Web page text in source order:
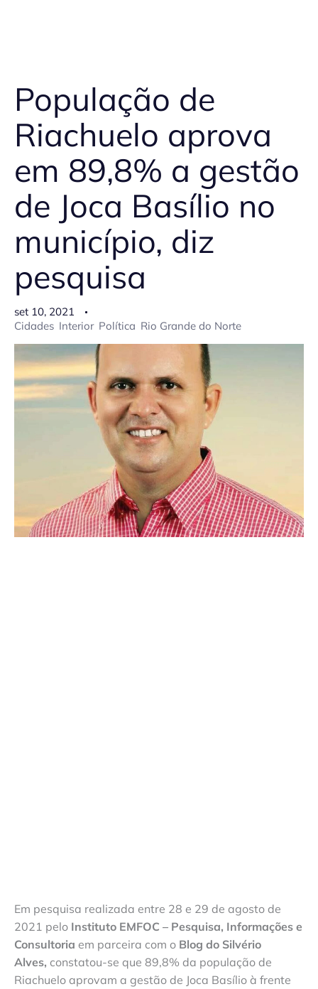
População de
Riachuelo aprova
em 89,8% a gestão
de Joca Basílio no
município, diz
pesquisa
set 10, 2021
Cidades Interior Política Rio Grande do Norte
Em pesquisa realizada entre 28 e 29 de agosto de
2021 pelo Instituto EMFOC – Pesquisa, Informações e
Consultoria em parceira com o Blog do Silvério
Alves, constatou-se que 89,8% da população de
Riachuelo aprovam a gestão de Joca Basílio à frente